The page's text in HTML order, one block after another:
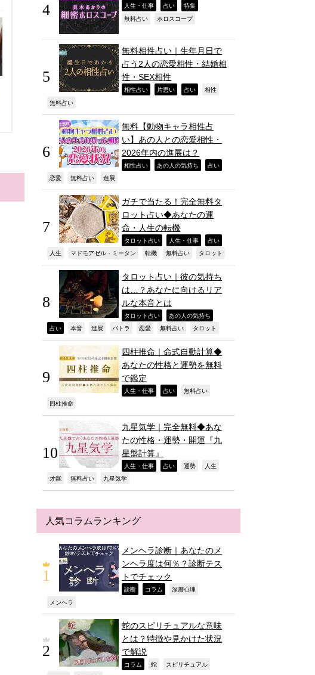
人生・仕事 占い 特集
無料占い ホロスコープ
無料相性占い｜生年月日で
占う2人の恋愛相性・結婚相
性・SEX相性
相性占い 片思い 占い 相性
無料占い
無料【動物キャラ相性占
い】あの人との恋愛相性・
2026年内の進展は？
相性占い あの人の気持ち 占い
恋愛 無料占い 進展
ガチで当たる！完全無料タ
ロット占い◆あなたの運
命・人生の転機
タロット占い 人生・仕事 占い
人生 マドモアゼル・ミータン 転機 無料占い タロット
タロット占い｜彼の気持ち
は…？あなたに向けるリア
ルな本音とは
タロット占い あの人の気持ち
占い 本音 進展 パトラ 恋愛 無料占い タロット
四柱推命｜命式自動計算◆
あなたの性格と運勢を無料
で鑑定
人生・仕事 占い 無料占い
四柱推命
九星気学｜完全無料◆あな
たの性格・運勢・開運『九
星盤計算』
人生・仕事 占い 運勢 人生
才能 無料占い 九星気学
人気コラムランキング
メンヘラ診断｜あなたのメ
ンヘラ度は何％？診断テス
トでチェック
診断 コラム 深層心理
メンヘラ
蛇のスピリチュアルな意味
とは？特徴や見かけた状況
で解説
コラム 蛇 スピリチュアル